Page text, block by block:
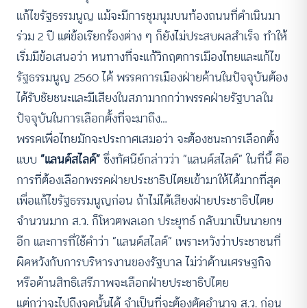
แก้ไขรัฐธรรมนูญ แม้จะมีการชุมนุมบนท้องถนนที่ดำเนินมา
ร่วม 2 ปี แต่ข้อเรียกร้องต่าง ๆ ก็ยังไม่ประสบผลสำเร็จ ทำให้
เริ่มมีข้อเสนอว่า หนทางที่จะแก้วิกฤตการเมืองไทยและแก้ไข
รัฐธรรมนูญ 2560 ได้ พรรคการเมืองฝ่ายค้านในปัจจุบันต้อง
ได้รับชัยชนะและมีเสียงในสภามากกว่าพรรคฝ่ายรัฐบาลใน
ปัจจุบันในการเลือกตั้งที่จะมาถึง…
พรรคเพื่อไทยมักจะประกาศเสมอว่า จะต้องชนะการเลือกตั้ง
แบบ “แลนด์สไลด์”ซึ่งทัศนีย์กล่าวว่า “แลนด์สไลด์” ในที่นี้ คือ
การที่ต้องเลือกพรรคฝ่ายประชาธิปไตยเข้ามาให้ได้มากที่สุด
เพื่อแก้ไขรัฐธรรมนูญก่อน ถ้าไม่ได้เสียงฝ่ายประชาธิปไตย
จำนวนมาก ส.ว. ก็โหวตพลเอก ประยุทธ์ กลับมาเป็นนายกฯ
อีก และการที่ใช้คำว่า “แลนด์สไลด์” เพราะหวังว่าประชาชนที่
ผิดหวังกับการบริหารงานของรัฐบาล ไม่ว่าด้านเศรษฐกิจ
หรือด้านสิทธิเสรีภาพจะเลือกฝ่ายประชาธิปไตย
แต่กว่าจะไปถึงจุดนั้นได้ จำเป็นที่จะต้องตัดอำนาจ ส.ว. ก่อน